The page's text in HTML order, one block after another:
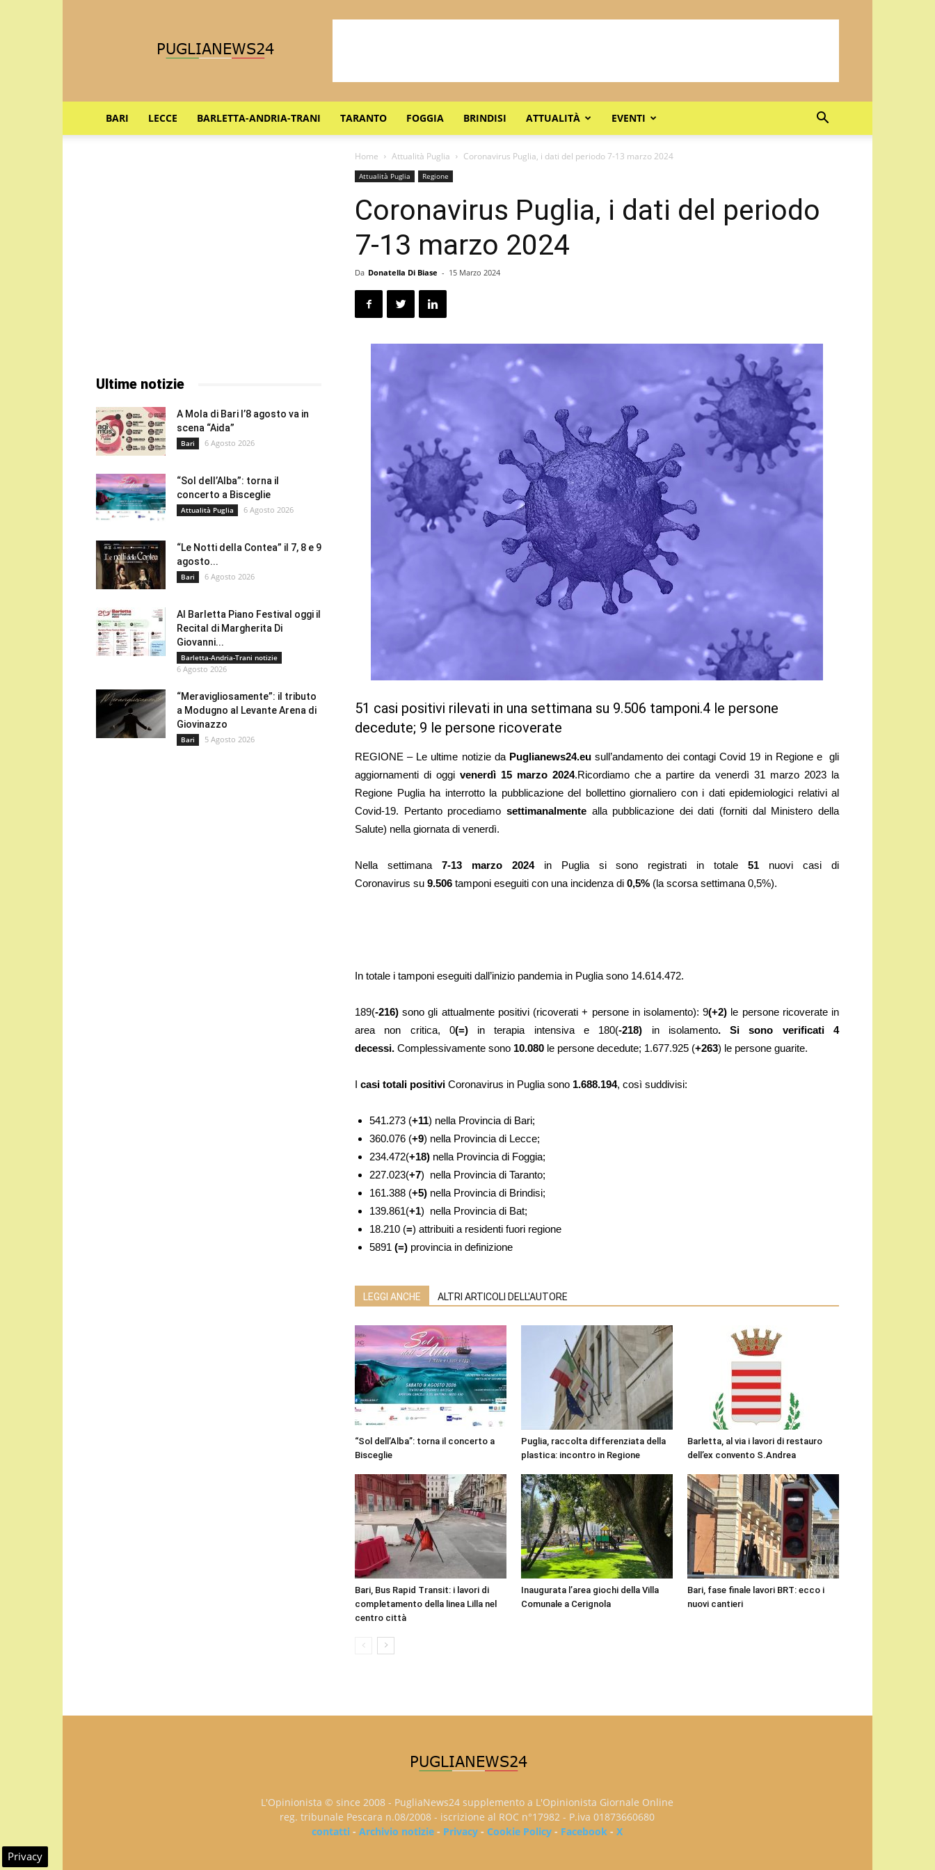
BARI LECCE BARLETTA-ANDRIA-TRANI TARANTO FOGGIA BRINDISI ATTUALITÀ EVENTI
Home Attualità Puglia Coronavirus Puglia, i dati del periodo 7-13 marzo 2024
Attualità Puglia Regione
Coronavirus Puglia, i dati del periodo
7-13 marzo 2024
Da Donatella Di Biase - 15 Marzo 2024
51 casi positivi rilevati in una settimana su 9.506 tamponi.4 le persone
decedute; 9 le persone ricoverate
REGIONE – Le ultime notizie da Puglianews24.eusull’andamento dei contagi Covid 19 in Regione e gli
aggiornamenti di oggivenerdì 15 marzo 2024.Ricordiamo che a partire da venerdì 31 marzo 2023 la
Regione Puglia ha interrotto la pubblicazione del bollettino giornaliero con i dati epidemiologici relativi al
Covid-19. Pertanto procediamo settimanalmente alla pubblicazione dei dati (forniti dal Ministero della
Salute) nella giornata di venerdì.
Nella settimana 7-13 marzo 2024in Puglia si sono registrati in totale51 nuovi casi di
Coronavirus su 9.506 tamponi eseguiti con una incidenza di 0,5% (la scorsa settimana 0,5%).
In totale i tamponi eseguiti dall’inizio pandemia in Puglia sono 14.614.472.
189(-216) sono gli attualmente positivi (ricoverati + persone in isolamento): 9(+2) le persone ricoverate in
area non critica, 0(=)in terapia intensiva e 180(-218) in isolamento. Si sono verificati 4
decessi. Complessivamente sono 10.080 le persone decedute; 1.677.925 (+263) le persone guarite.
I casi totali positivi Coronavirus in Puglia sono 1.688.194, così suddivisi:
541.273 (+11) nella Provincia di Bari;
360.076 (+9) nella Provincia di Lecce;
234.472(+18) nella Provincia di Foggia;
227.023(+7) nella Provincia di Taranto;
161.388 (+5) nella Provincia di Brindisi;
139.861(+1) nella Provincia di Bat;
18.210 (=) attribuiti a residenti fuori regione
5891 (=) provincia in definizione
LEGGI ANCHE ALTRI ARTICOLI DELL'AUTORE
“Sol dell’Alba”: torna il concerto a
Bisceglie
Puglia, raccolta differenziata della
plastica: incontro in Regione
Barletta, al via i lavori di restauro
dell’ex convento S.Andrea
Bari, Bus Rapid Transit: i lavori di
completamento della linea Lilla nel
centro città
Inaugurata l’area giochi della Villa
Comunale a Cerignola
Bari, fase finale lavori BRT: ecco i
nuovi cantieri
Ultime notizie
A Mola di Bari l’8 agosto va in
scena “Aida”
Bari 6 Agosto 2026
“Sol dell’Alba”: torna il
concerto a Bisceglie
Attualità Puglia 6 Agosto 2026
“Le Notti della Contea” il 7, 8 e 9
agosto...
Bari 6 Agosto 2026
Al Barletta Piano Festival oggi il
Recital di Margherita Di
Giovanni...
Barletta-Andria-Trani notizie
6 Agosto 2026
“Meravigliosamente”: il tributo
a Modugno al Levante Arena di
Giovinazzo
Bari 5 Agosto 2026
L'Opinionista © since 2008 - PugliaNews24 supplemento a L'Opinionista Giornale Online
reg. tribunale Pescara n.08/2008 - iscrizione al ROC n°17982 - P.iva 01873660680
contatti -Archivio notizie - Privacy - Cookie Policy - Facebook -X
Privacy